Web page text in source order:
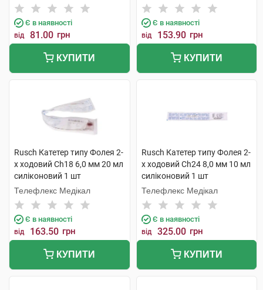
Є в наявності
від 81.00 грн
КУПИТИ
Є в наявності
від 153.90 грн
КУПИТИ
Rusch Катетер типу Фолея 2-
х ходовий Ch18 6,0 мм 20 мл
силіконовий 1 шт
Телефлекс Медікал
Є в наявності
від 163.50 грн
КУПИТИ
Rusch Катетер типу Фолея 2-
х ходовий Ch24 8,0 мм 10 мл
силіконовий 1 шт
Телефлекс Медікал
Є в наявності
від 325.00 грн
КУПИТИ